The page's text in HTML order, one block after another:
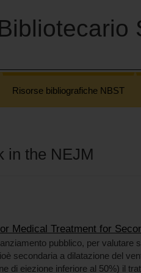
Risorse bibliografiche NBST
in the NEJM
Medical Treatment for
pubblico, per valutare
secondaria a dilatazione del
di eiezione inferiore al 50%) il